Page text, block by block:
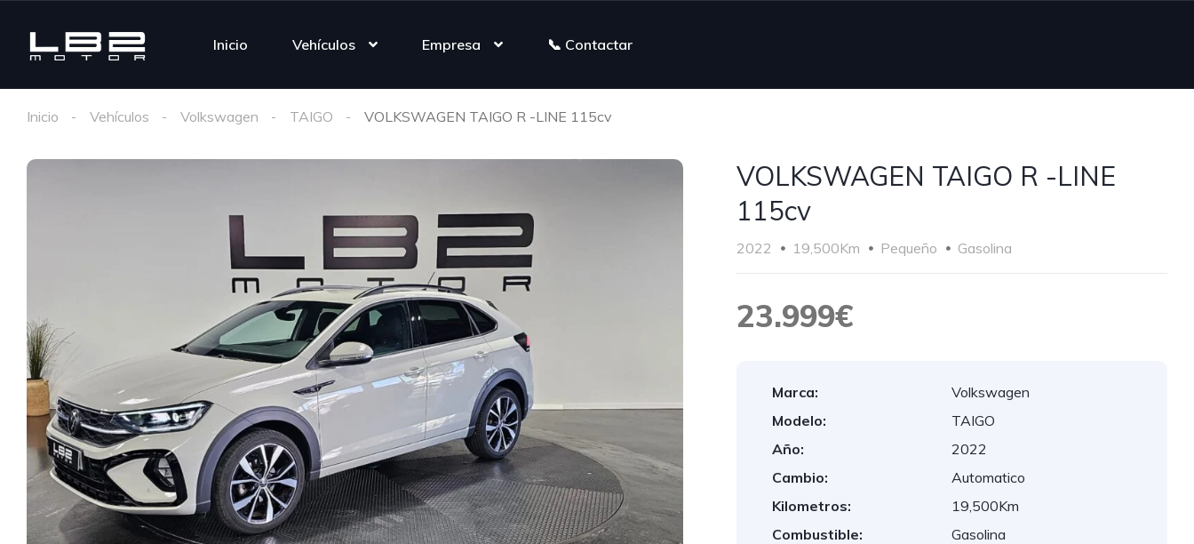
Inicio Vehículos Empresa 📞 Contactar
Inicio Vehículos Volkswagen TAIGO VOLKSWAGEN TAIGO R -LINE 115cv
VOLKSWAGEN TAIGO R -LINE
115cv
2022 19,500Km Pequeño Gasolina
23.999€
Marca:
Volkswagen
Modelo:
TAIGO
Año:
2022
Cambio:
Automatico
Kilometros:
19,500Km
Combustible:
Gasolina